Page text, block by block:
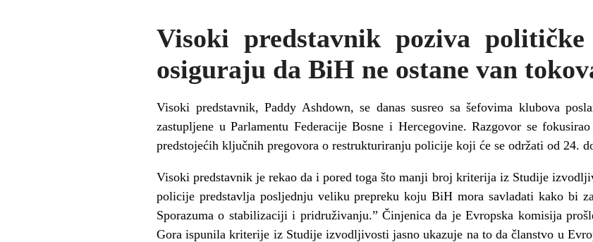
Visoki predstavnik poziva
osiguraju da BiH ne ostane van
Visoki predstavnik, Paddy Ashdown, se danas susreo sa šefovima klubova
zastupljene u Parlamentu Federacije Bosne i Hercegovine. Razgovor se
predstojećih ključnih pregovora o restrukturiranju policije koji će se održati od 24.
Visoki predstavnik je rekao da i pored toga što manji broj kriterija iz Studije
policije predstavlja posljednju veliku prepreku koju BiH mora savladati kako bi
Sporazuma o stabilizaciji i pridruživanju.” Činjenica da je Evropska komisija
Gora ispunila kriterije iz Studije izvodljivosti jasno ukazuje na to da članstvo u